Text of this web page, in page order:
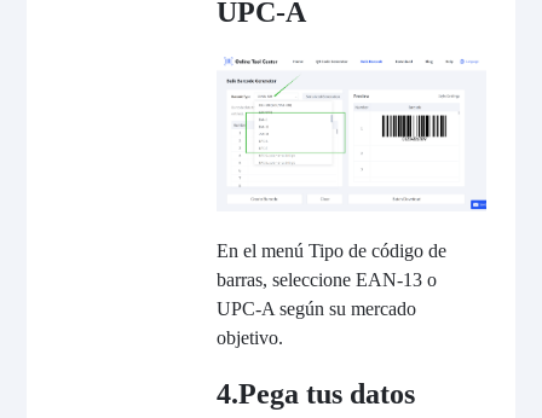
UPC-A
En el menú Tipo de código de
barras, seleccione EAN-13 o
UPC-A según su mercado
objetivo.
4.Pega tus datos